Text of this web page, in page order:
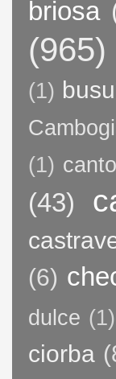
briosa
(965)
(1)
(1)
(43)
(6)
dulce (1)
ciorba